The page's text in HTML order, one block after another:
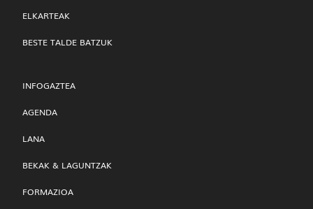
ELKARTEAK
BESTE TALDE BATZUK
INFOGAZTEA
AGENDA
LANA
BEKAK & LAGUNTZAK
FORMAZIOA